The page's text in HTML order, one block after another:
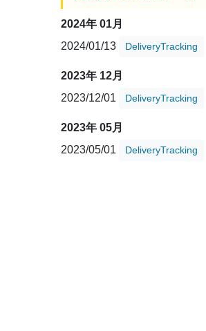
2024年 01月
2024/01/13
DeliveryTracking
2023年 12月
2023/12/01
DeliveryTracking
2023年 05月
2023/05/01
DeliveryTracking